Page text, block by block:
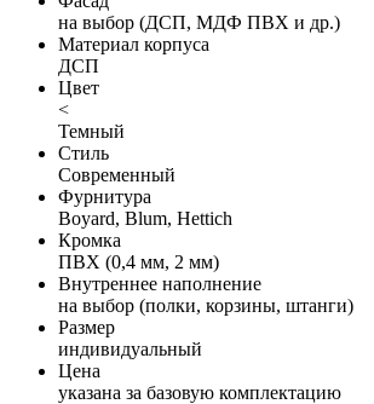
на выбор (ДСП, МДФ ПВХ и др.)
Материал корпуса
ДСП
Цвет
<
Темный
Стиль
Современный
Фурнитура
Boyard, Blum, Hettich
Кромка
ПВХ (0,4 мм, 2 мм)
Внутреннее наполнение
на выбор (полки, корзины, штанги)
Размер
индивидуальный
Цена
указана за базовую комплектацию